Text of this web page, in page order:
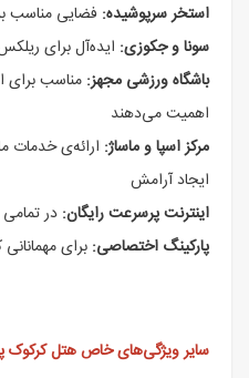
استخر سرپوشیده: فضایی مناسب
سونا و جکوزی: ایده‌آل برای
باشگاه ورزشی مجهز: مناسب برای
اهمیت می‌دهند
مرکز اسپا و ماساژ: ارائه‌ی خدمات
ایجاد آرامش
اینترنت پرسرعت رایگان: در
پارکینگ اختصاصی: برای
سایر ویژگی‌های خاص هتل کرکوک